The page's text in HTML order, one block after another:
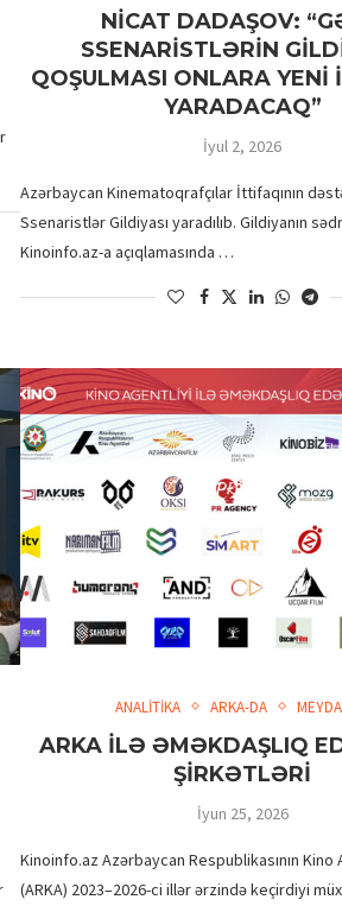
NİCAT DADAŞOV:
SSENARİSTLƏRİN
QOŞULMASI ONLARA YENİ
YARADACAQ”
İyul 2, 2026
Azərbaycan Kinematoqrafçılar İttifaqının
Ssenaristlər Gildiyası yaradılıb. Gildiyanın
Kinoinfo.az-a açıqlamasında …
ANALİTİKA ARKA-DA
ARKA İLƏ ƏMƏKDAŞLIQ
ŞİRKƏTLƏRİ
İyun 25, 2026
Kinoinfo.az Azərbaycan Respublikasının Kino
(ARKA) 2023–2026-ci illər ərzində keçirdiyi